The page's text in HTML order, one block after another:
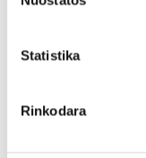
Statistika
Rinkodara